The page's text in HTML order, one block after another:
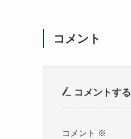
コメント
コメントする
コメント ※